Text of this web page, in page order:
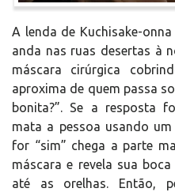
A lenda de Kuchisake-
anda nas ruas desertas à
máscara cirúrgica
aproxima de quem passa
bonita?”. Se a resposta
mata a pessoa usando
for “sim” chega a parte
máscara e revela sua
até as orelhas. Então,